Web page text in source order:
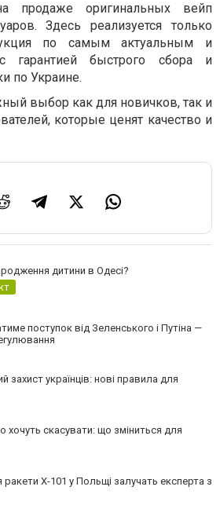
продаже оригинальных вейп
Здесь реализуется только
по самым актуальным и
гарантией быстрого сбора и
по Украине.
выбор как для новичков, так и
которые ценят качество и
дитини в Одесі?
поступок від Зеленського і Путіна —
українців: нові правила для
хочуть скасувати: що зміниться для
ракети Х-101 у Польщі залучать експерта з